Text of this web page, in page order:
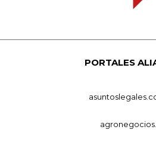
PORTALES